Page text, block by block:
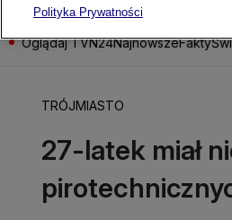
Oglądaj TVN24NajnowszeFakty
TRÓJMIASTO
27-latek miał
Polityka Prywatności